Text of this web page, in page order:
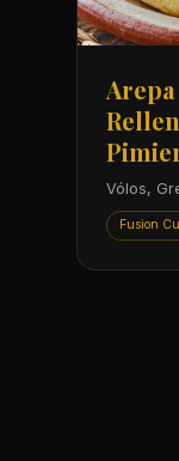
Vólos,
Fusion